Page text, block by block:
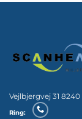
Vejlbjergvej 31
Ring: